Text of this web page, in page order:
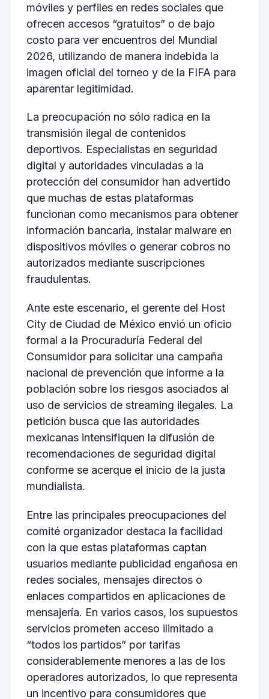
móviles y perfiles en redes sociales que
ofrecen accesos “gratuitos” o de bajo
costo para ver encuentros del Mundial
2026, utilizando de manera indebida la
imagen oficial del torneo y de la FIFA para
aparentar legitimidad.
La preocupación no sólo radica en la
transmisión ilegal de contenidos
deportivos. Especialistas en seguridad
digital y autoridades vinculadas a la
protección del consumidor han advertido
que muchas de estas plataformas
funcionan como mecanismos para obtener
información bancaria, instalar malware en
dispositivos móviles o generar cobros no
autorizados mediante suscripciones
fraudulentas.
Ante este escenario, el gerente del Host
City de Ciudad de México envió un oficio
formal a la Procuraduría Federal del
Consumidorpara solicitar una campaña
nacional de prevención que informe a la
población sobre los riesgos asociados al
uso de servicios de streaming ilegales. La
petición busca que las autoridades
mexicanas intensifiquen la difusión de
recomendaciones de seguridad digital
conforme se acerque el inicio de la justa
mundialista.
Entre las principales preocupaciones del
comité organizador destaca la facilidad
con la que estas plataformas captan
usuarios mediante publicidad engañosa en
redes sociales, mensajes directos o
enlaces compartidos en aplicaciones de
mensajería. En varios casos, los supuestos
servicios prometen acceso ilimitado a
“todos los partidos” por tarifas
considerablemente menores a las de los
operadores autorizados, lo que representa
un incentivo para consumidores que